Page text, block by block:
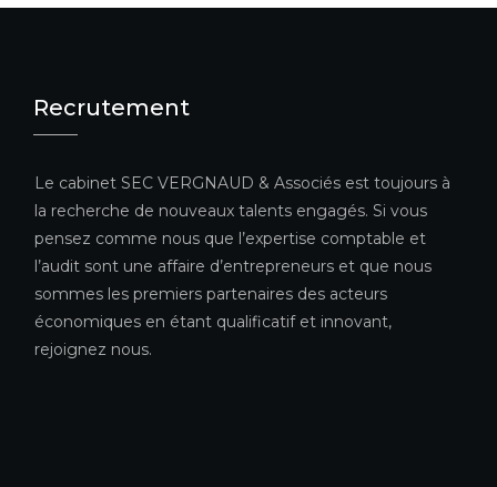
Recrutement
Le cabinet SEC VERGNAUD & Associés est toujours à
la recherche de nouveaux talents engagés. Si vous
pensez comme nous que l’expertise comptable et
l’audit sont une affaire d’entrepreneurs et que nous
sommes les premiers partenaires des acteurs
économiques en étant qualificatif et innovant,
rejoignez nous.